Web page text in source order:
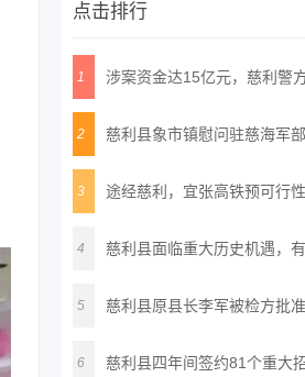
点击排行
1 涉案资金达15亿元，慈利警
2 慈利县象市镇慰问驻慈海军
3 途经慈利，宜张高铁预可行
4 慈利县面临重大历史机遇，
5 慈利县原县长李军被检方批
6 慈利县四年间签约81个重大